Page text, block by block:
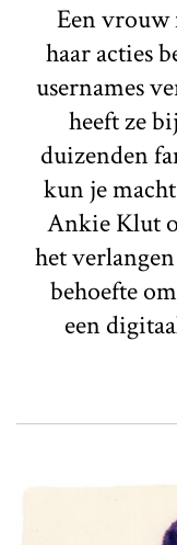
Een vrouw
haar acties
usernames
heeft ze
duizenden
kun je
Ankie Klut
het
behoefte
een